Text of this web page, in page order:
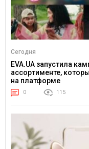
Сегодня
EVA.UA запустила
ассортименте,
на платформе
0 115